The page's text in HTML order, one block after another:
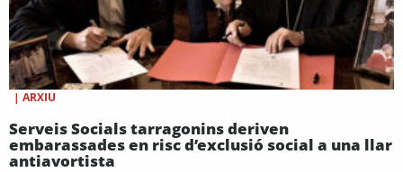
| ARXIU
Serveis Socials tarragonins deriven
embarassades en risc d’exclusió social a una llar
antiavortista